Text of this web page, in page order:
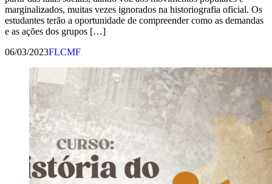
marginalizados, muitas vezes ignorados na historiografia oficial. Os
estudantes terão a oportunidade de compreender como as demandas
e as ações dos grupos […]
06/03/2023FLCMF